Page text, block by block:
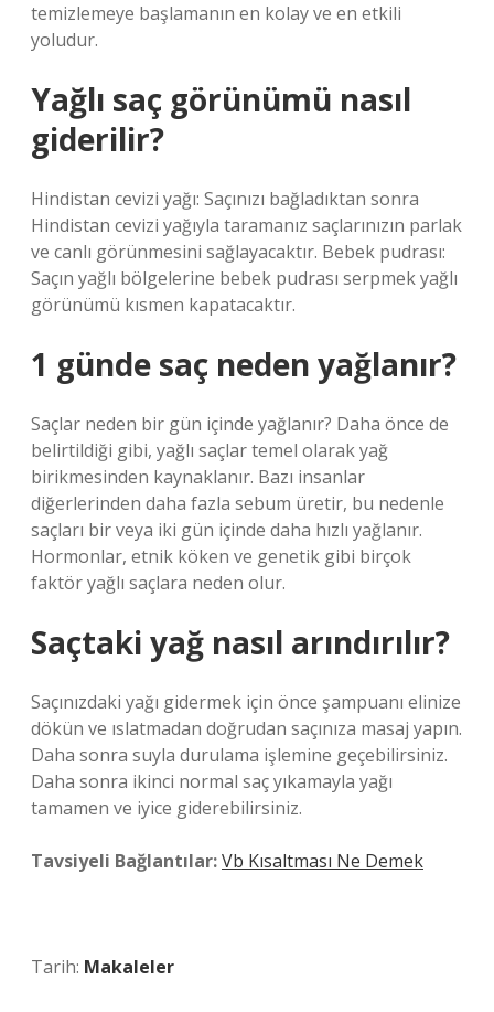
temizlemeye başlamanın en kolay ve en etkili
yoludur.
Yağlı saç görünümü nasıl
giderilir?
Hindistan cevizi yağı: Saçınızı bağladıktan sonra
Hindistan cevizi yağıyla taramanız saçlarınızın parlak
ve canlı görünmesini sağlayacaktır. Bebek pudrası:
Saçın yağlı bölgelerine bebek pudrası serpmek yağlı
görünümü kısmen kapatacaktır.
1 günde saç neden yağlanır?
Saçlar neden bir gün içinde yağlanır? Daha önce de
belirtildiği gibi, yağlı saçlar temel olarak yağ
birikmesinden kaynaklanır. Bazı insanlar
diğerlerinden daha fazla sebum üretir, bu nedenle
saçları bir veya iki gün içinde daha hızlı yağlanır.
Hormonlar, etnik köken ve genetik gibi birçok
faktör yağlı saçlara neden olur.
Saçtaki yağ nasıl arındırılır?
Saçınızdaki yağı gidermek için önce şampuanı elinize
dökün ve ıslatmadan doğrudan saçınıza masaj yapın.
Daha sonra suyla durulama işlemine geçebilirsiniz.
Daha sonra ikinci normal saç yıkamayla yağı
tamamen ve iyice giderebilirsiniz.
Tavsiyeli Bağlantılar:Vb Kısaltması Ne Demek
Tarih: Makaleler